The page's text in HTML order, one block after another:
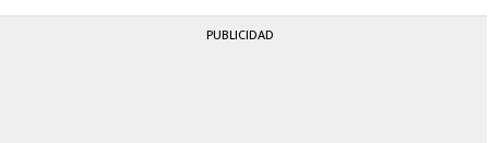
PUBLICIDAD